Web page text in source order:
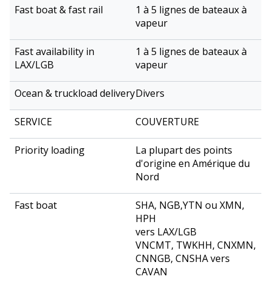
1 à 5 lignes de bateaux à
vapeur
1 à 5 lignes de bateaux à
vapeur
Divers
COUVERTURE
La plupart des points
d'origine en Amérique du
Nord
SHA, NGB,YTN ou XMN,
HPH
vers LAX/LGB
VNCMT, TWKHH, CNXMN,
CNNGB, CNSHA vers
CAVAN